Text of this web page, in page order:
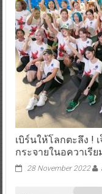
เบิร์นให้โลกตะลึง !
กระจายในอควาเรี
28 November 2022